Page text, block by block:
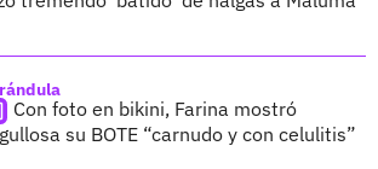
Con foto en bikini, Farina mostró
su BOTE “carnudo y con celulitis”